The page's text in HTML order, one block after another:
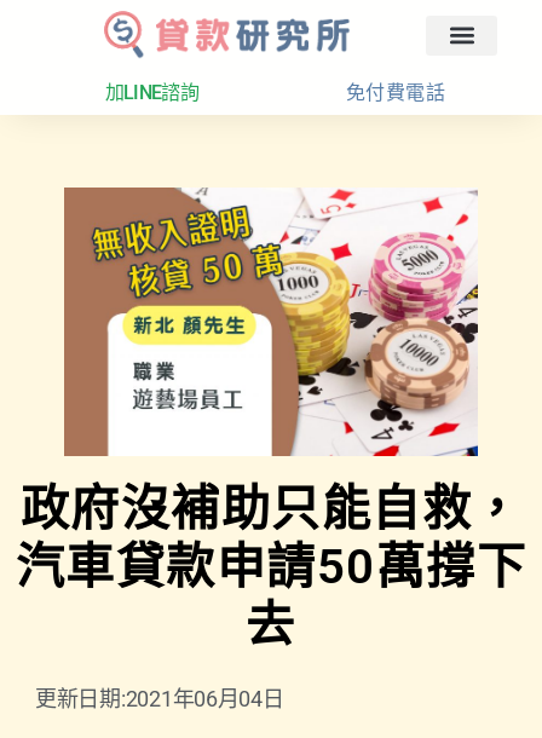
加LINE諮詢 免付費電話
政府沒補助只能自救，
汽車貸款申請50萬撐下
去
更新日期:2021年06月04日